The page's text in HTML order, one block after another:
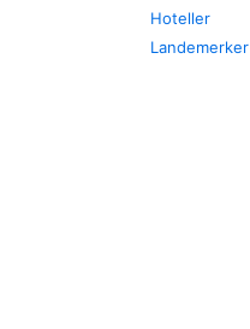
Hoteller
Landemerker